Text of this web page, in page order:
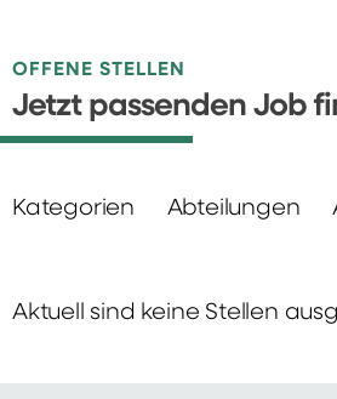
OFFENE STELLEN
Jetzt passenden Job
Kategorien Abteilungen
Aktuell sind keine Stellen